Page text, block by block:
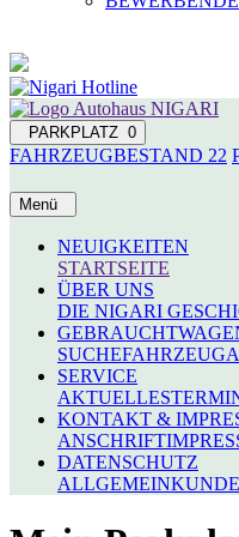
PARKPLATZ 0
FAHRZEUGBESTAND 22
Menü
NEUIGKEITEN
STARTSEITE
ÜBER UNS
DIE NIGARI
SUCHE
SERVICE
AKTUELLES
KONTAKT &
ANSCHRIFT
DATENSCHUTZ
ALLGEMEIN